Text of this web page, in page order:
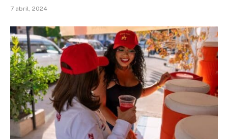
7 abril, 2024